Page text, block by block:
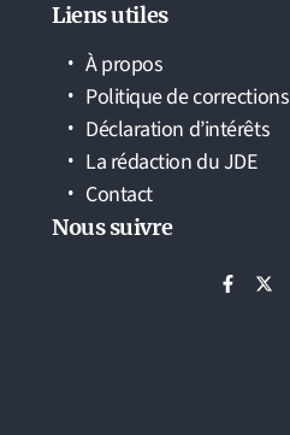
Liens utiles
À propos
Politique de corrections
Déclaration d’intérêts
La rédaction du JDE
Contact
Nous suivre